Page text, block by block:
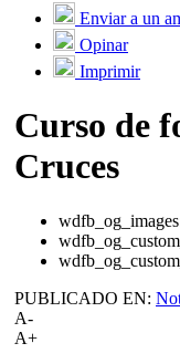
Enviar a un
Opinar
Imprimir
Curso de
Cruces
PUBLICADO EN:
A-
A+